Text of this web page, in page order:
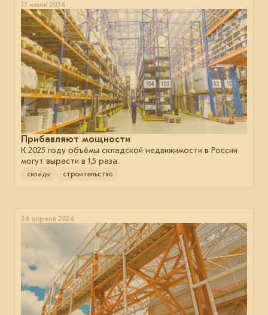
17 июля 2024
Прибавляют мощности
К 2025 году объёмы складской недвижимости в России
могут вырасти в 1,5 раза.
склады строительство
24 апреля 2024